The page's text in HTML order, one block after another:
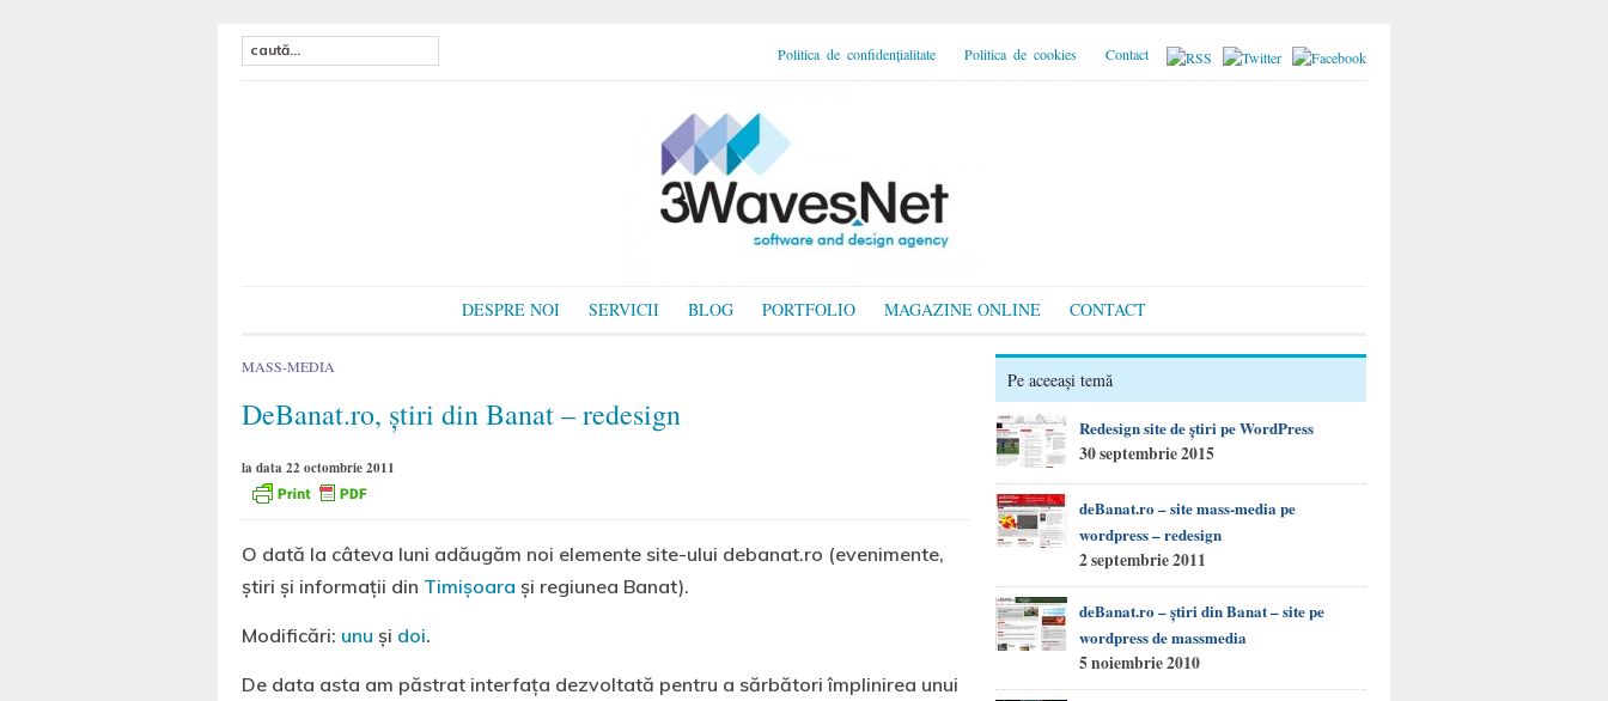
Politica de confidențialitate Politica de cookies Contact
DESPRE NOI SERVICII BLOG PORTFOLIO MAGAZINE ONLINE CONTACT
MASS-MEDIA
DeBanat.ro, ştiri din Banat – redesign
la data 22 octombrie 2011
O dată la câteva luni adăugăm noi elemente site-ului debanat.ro (evenimente,
ştiri şi informaţii din Timişoara şi regiunea Banat).
Modificări: unu şi doi.
De data asta am păstrat interfaţa dezvoltată pentru a sărbători împlinirea unui
Pe aceeași temă
Redesign site de știri pe WordPress
30 septembrie 2015
deBanat.ro – site mass-media pe
wordpress – redesign
2 septembrie 2011
deBanat.ro – ştiri din Banat – site pe
wordpress de massmedia
5 noiembrie 2010